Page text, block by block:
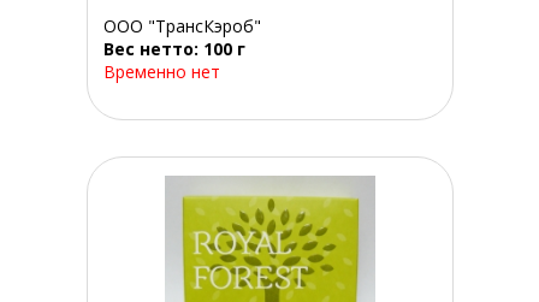
ООО "ТрансКэроб"
Вес нетто: 100 г
Временно нет